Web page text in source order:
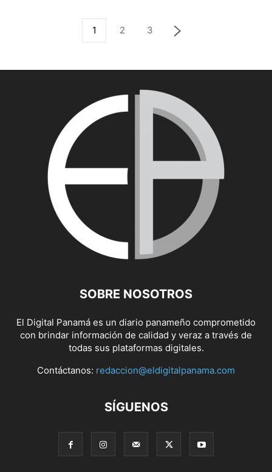
1 2 3
SOBRE NOSOTROS
El Digital Panamá es un diario panameño comprometido
con brindar información de calidad y veraz a través de
todas sus plataformas digitales.
Contáctanos: redaccion@eldigitalpanama.com
SÍGUENOS